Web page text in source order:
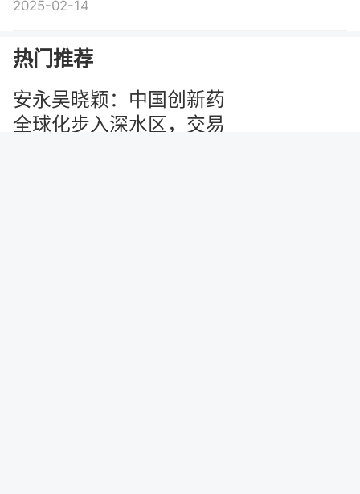
2025-02-14
热门推荐
安永吴晓颖：中国创新药
全球化步入深水区，交易